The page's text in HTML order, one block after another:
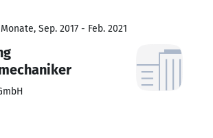
Sep. 2017 - Feb. 2021